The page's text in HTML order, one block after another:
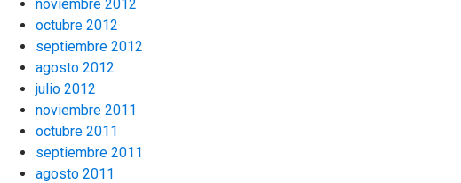
noviembre 2012
octubre 2012
septiembre 2012
agosto 2012
julio 2012
noviembre 2011
octubre 2011
septiembre 2011
agosto 2011